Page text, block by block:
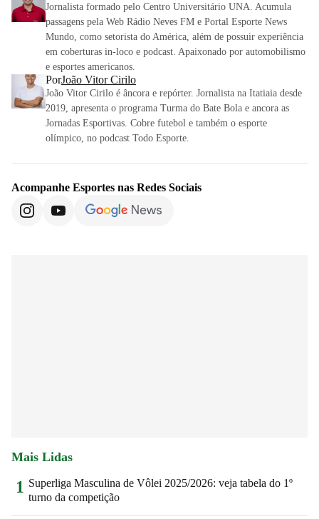
Jornalista formado pelo Centro Universitário UNA. Acumula
passagens pela Web Rádio Neves FM e Portal Esporte News
Mundo, como setorista do América, além de possuir experiência
em coberturas in-loco e podcast. Apaixonado por automobilismo
e esportes americanos.
PorJoão Vitor Cirilo
João Vitor Cirilo é âncora e repórter. Jornalista na Itatiaia desde
2019, apresenta o programa Turma do Bate Bola e ancora as
Jornadas Esportivas. Cobre futebol e também o esporte
olímpico, no podcast Todo Esporte.
Acompanhe Esportes nas Redes Sociais
Mais Lidas
1 Superliga Masculina de Vôlei 2025/2026: veja tabela do 1º
turno da competição